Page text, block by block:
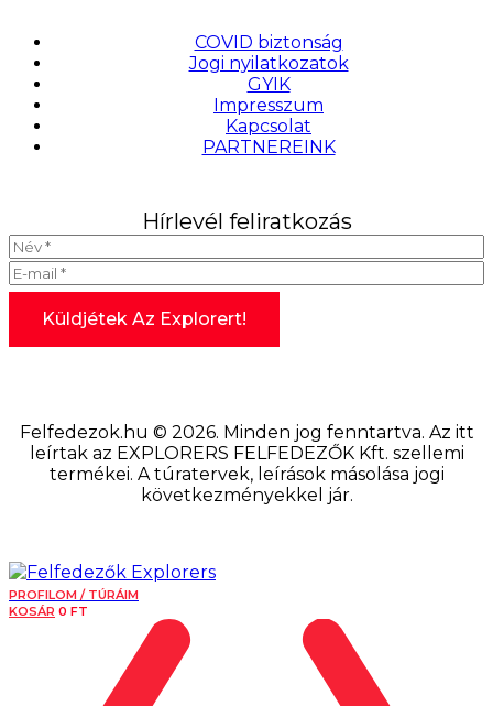
COVID biztonság
Jogi nyilatkozatok
GYIK
Impresszum
Kapcsolat
PARTNEREINK
Hírlevél feliratkozás
Felfedezok.hu © 2026. Minden jog fenntartva. Az itt
leírtak az EXPLORERS FELFEDEZŐK Kft. szellemi
termékei. A túratervek, leírások másolása jogi
következményekkel jár.
PROFILOM / TÚRÁIM
KOSÁR 0 FT